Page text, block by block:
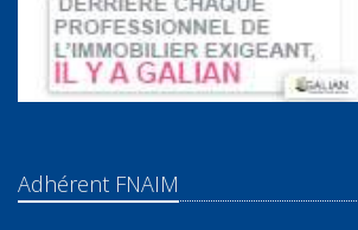
Adhérent FNAIM